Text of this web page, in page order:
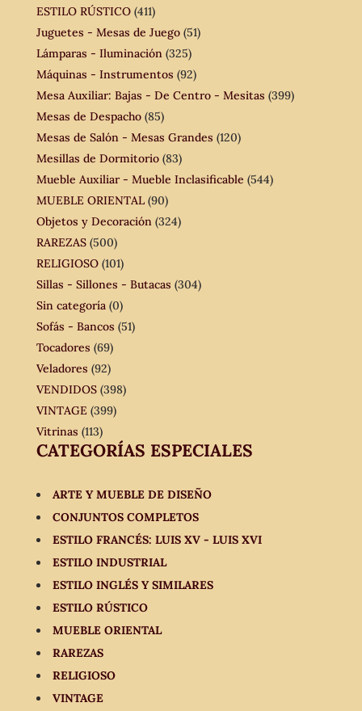
ESTILO RÚSTICO (411)
Juguetes - Mesas de Juego (51)
Lámparas - Iluminación (325)
Máquinas - Instrumentos (92)
Mesa Auxiliar: Bajas - De Centro - Mesitas (399)
Mesas de Despacho (85)
Mesas de Salón - Mesas Grandes (120)
Mesillas de Dormitorio (83)
Mueble Auxiliar - Mueble Inclasificable (544)
MUEBLE ORIENTAL (90)
Objetos y Decoración (324)
RAREZAS (500)
RELIGIOSO (101)
Sillas - Sillones - Butacas (304)
Sin categoría (0)
Sofás - Bancos (51)
Tocadores (69)
Veladores (92)
VENDIDOS (398)
VINTAGE (399)
Vitrinas (113)
CATEGORÍAS ESPECIALES
ARTE Y MUEBLE DE DISEÑO
CONJUNTOS COMPLETOS
ESTILO FRANCÉS: LUIS XV - LUIS XVI
ESTILO INDUSTRIAL
ESTILO INGLÉS Y SIMILARES
ESTILO RÚSTICO
MUEBLE ORIENTAL
RAREZAS
RELIGIOSO
VINTAGE